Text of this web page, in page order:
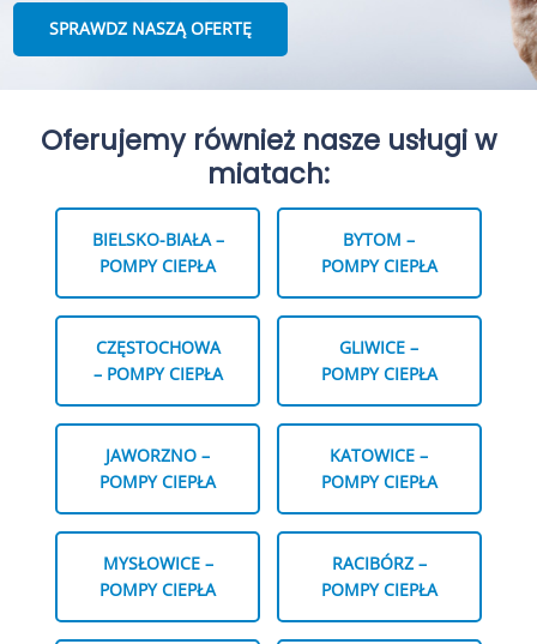
SPRAWDZ NASZĄ OFERTĘ
Oferujemy również nasze usługi w
miatach:
BIELSKO-BIAŁA –
POMPY CIEPŁA
BYTOM –
POMPY CIEPŁA
CZĘSTOCHOWA
– POMPY CIEPŁA
GLIWICE –
POMPY CIEPŁA
JAWORZNO –
POMPY CIEPŁA
KATOWICE –
POMPY CIEPŁA
MYSŁOWICE –
POMPY CIEPŁA
RACIBÓRZ –
POMPY CIEPŁA